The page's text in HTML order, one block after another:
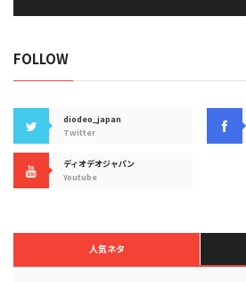
FOLLOW
diodeo_japan
Twitter
ディオデオジャパン
Youtube
人気ネタ